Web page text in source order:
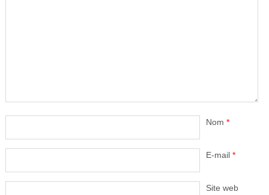
Nom *
E-mail *
Site web